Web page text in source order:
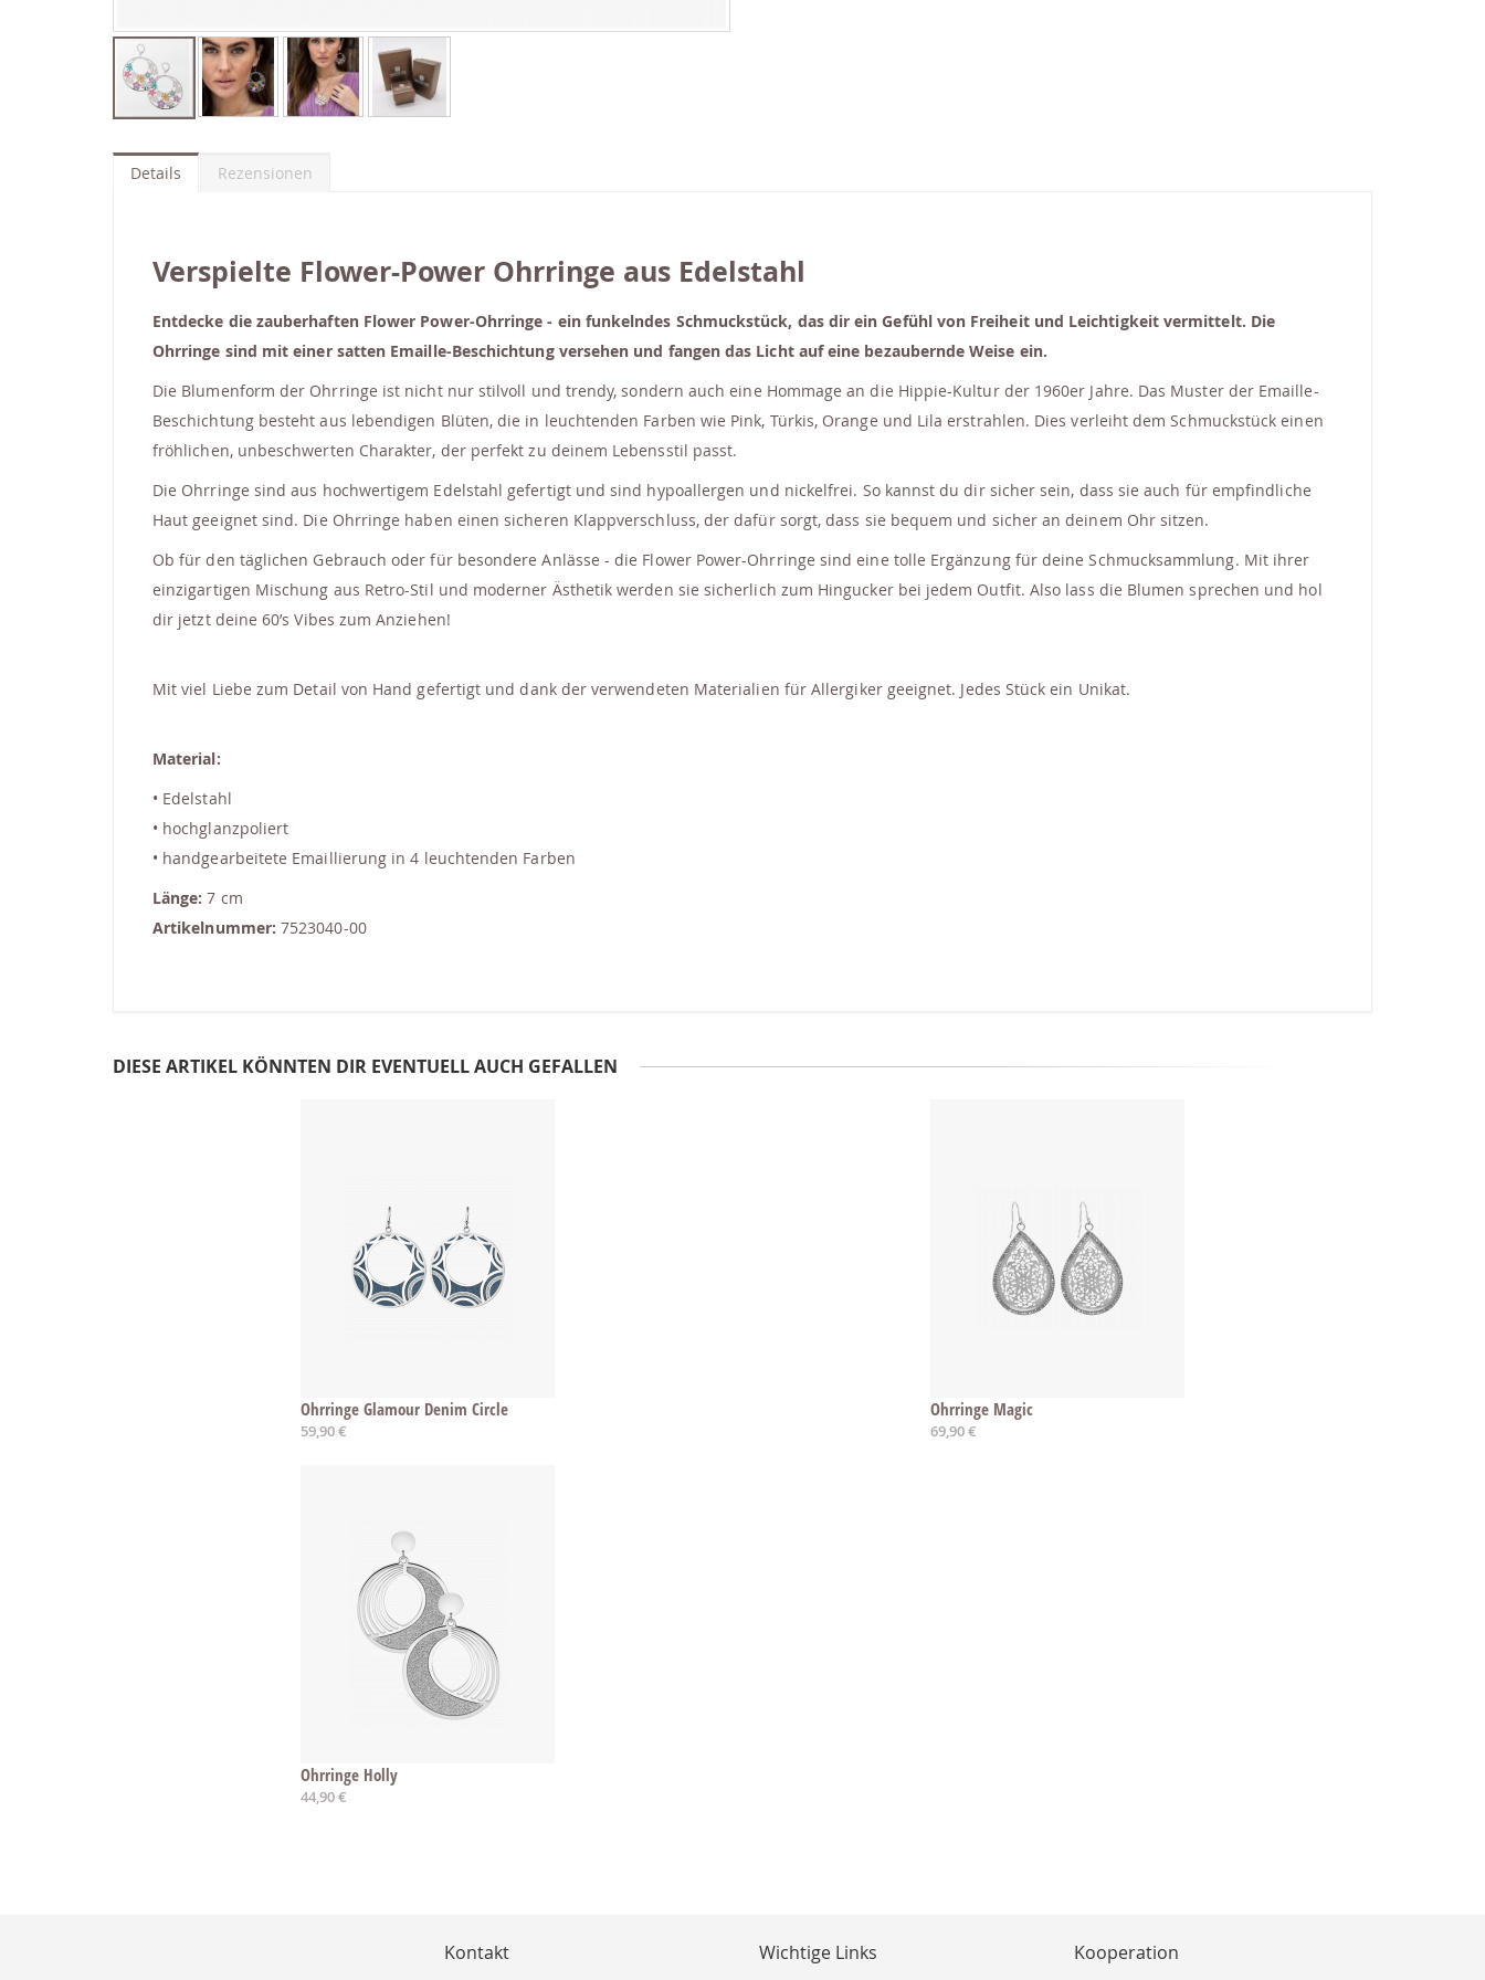
Anfang
derDetails
Verspielte Flower-Power Ohrringe aus Edelstahl
Entdecke die zauberhaften Flower Power-Ohrringe - ein funkelndes Schmuckstück, das dir ein Gefühl von Freiheit und Leichtigkeit vermittelt. Die
Ohrringe sind mit einer satten Emaille-Beschichtung versehen und fangen das Licht auf eine bezaubernde Weise ein.
Die Blumenform der Ohrringe ist nicht nur stilvoll und trendy, sondern auch eine Hommage an die Hippie-Kultur der 1960er Jahre. Das Muster der Emaille-
Beschichtung besteht aus lebendigen Blüten, die in leuchtenden Farben wie Pink, Türkis, Orange und Lila erstrahlen. Dies verleiht dem Schmuckstück einen
fröhlichen, unbeschwerten Charakter, der perfekt zu deinem Lebensstil passt.
Die Ohrringe sind aus hochwertigem Edelstahl gefertigt und sind hypoallergen und nickelfrei. So kannst du dir sicher sein, dass sie auch für empfindliche
Haut geeignet sind. Die Ohrringe haben einen sicheren Klappverschluss, der dafür sorgt, dass sie bequem und sicher an deinem Ohr sitzen.
Ob für den täglichen Gebrauch oder für besondere Anlässe - die Flower Power-Ohrringe sind eine tolle Ergänzung für deine Schmucksammlung. Mit ihrer
einzigartigen Mischung aus Retro-Stil und moderner Ästhetik werden sie sicherlich zum Hingucker bei jedem Outfit. Also lass die Blumen sprechen und hol
dir jetzt deine 60’s Vibes zum Anziehen!
Mit viel Liebe zum Detail von Hand gefertigt und dank der verwendeten Materialien für Allergiker geeignet. Jedes Stück ein Unikat.
Material:
• Edelstahl
• hochglanzpoliert
• handgearbeitete Emaillierung in 4 leuchtenden Farben
Länge: 7 cm
Artikelnummer:7523040-00
Rezensionen
DIESE ARTIKEL KÖNNTEN DIR EVENTUELL AUCH GEFALLEN
Ohrringe Glamour Denim Circle
59,90 €
Ohrringe Magic
69,90 €
Ohrringe Holly
44,90 €
Kontakt Wichtige Links Kooperation